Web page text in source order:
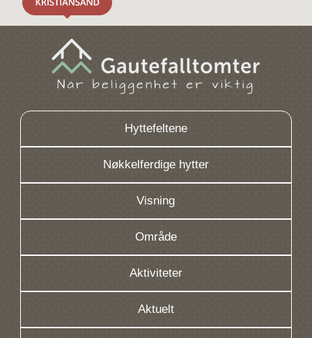
Hyttefeltene
Nøkkelferdige hytter
Visning
Område
Aktiviteter
Aktuelt